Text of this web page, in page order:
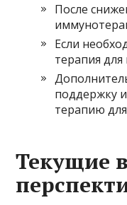
После
Если
терапия
поддержку
терапию для
Текущие